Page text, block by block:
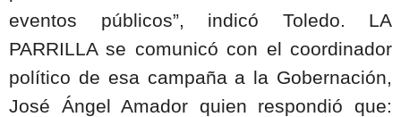
eventos públicos”, indicó Toledo. LA
PARRILLA se comunicó con el coordinador
político de esa campaña a la Gobernación,
José Ángel Amador quien respondió que: